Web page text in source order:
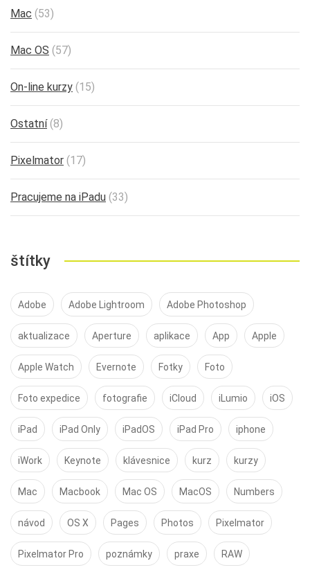
Mac (53)
Mac OS (57)
On-line kurzy (15)
Ostatní(8)
Pixelmator (17)
Pracujeme na iPadu (33)
štítky
Adobe Adobe Lightroom Adobe Photoshop
aktualizace Aperture aplikace App Apple
Apple Watch Evernote Fotky Foto
Foto expedice fotografie iCloud iLumio iOS
iPad iPad Only iPadOS iPad Pro iphone
iWork Keynote klávesnice kurz kurzy
Mac Macbook Mac OS MacOS Numbers
návod OS X Pages Photos Pixelmator
Pixelmator Pro poznámky praxe RAW